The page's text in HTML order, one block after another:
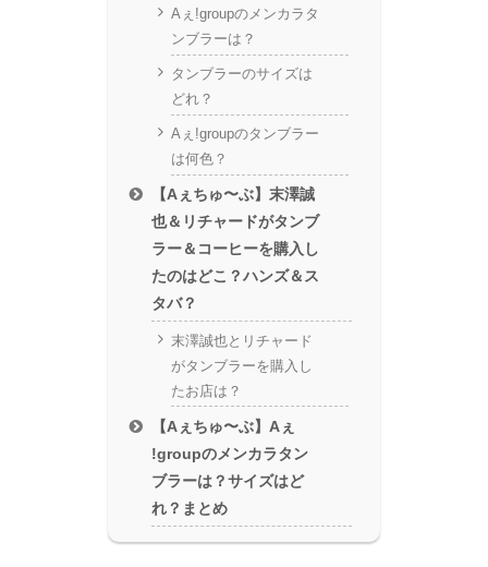
Aぇǃgroupのメンカラタ
ンブラーは？
タンブラーのサイズは
どれ？
Aぇǃgroupのタンブラー
は何色？
【Aぇちゅ〜ぶ】末澤誠
也＆リチャードがタンブ
ラー＆コーヒーを購入し
たのはどこ？ハンズ＆ス
タバ？
末澤誠也とリチャード
がタンブラーを購入し
たお店は？
【Aぇちゅ〜ぶ】Aぇ
ǃgroupのメンカラタン
ブラーは？サイズはど
れ？まとめ